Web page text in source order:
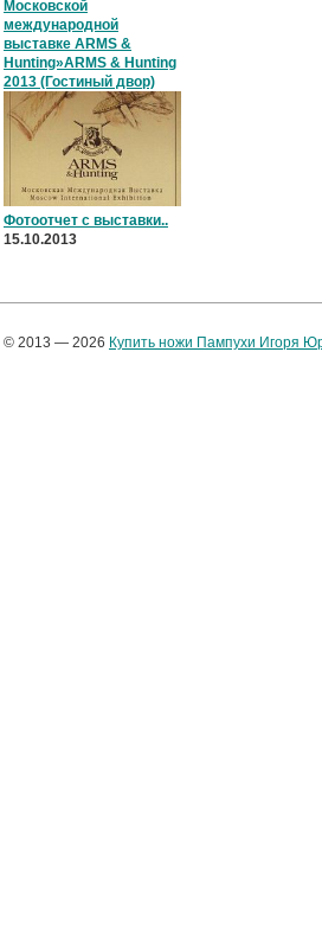
Московской
международной
выставке ARMS &
Hunting»ARMS & Hunting
2013 (Гостиный двор)
Фотоотчет с выставки..
15.10.2013
© 2013 — 2026 Купить ножи Пампухи Игоря